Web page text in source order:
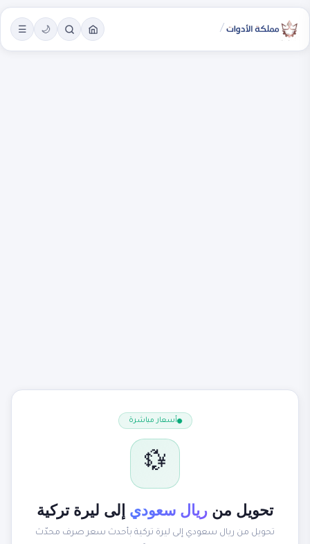
/
🌙
☰
أسعار مباشرة
💱
تحويل من ريال سعودي إلى ليرة تركية
تحويل من ريال سعودي إلى ليرة تركية بأحدث سعر صرف محدّث